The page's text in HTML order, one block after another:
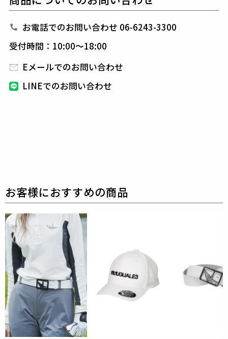
silk 100%
お電話でのお問い合わせ 06-6243-3300
受付時間：10:00～18:00
Eメールでのお問い合わせ
LINEでのお問い合わせ